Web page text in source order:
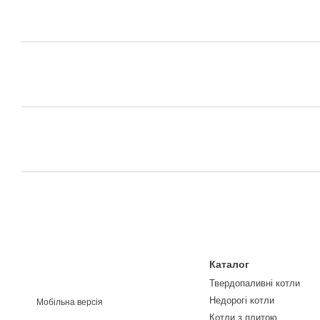
Мобільна версія
Каталог
Твердопаливні котли
Недорогі котли
Котли з плитою